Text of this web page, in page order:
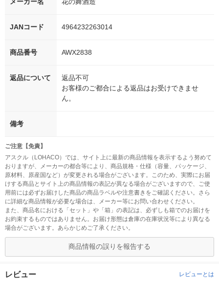
メーカー名 花の舞酒造
JANコード 4964232263014
商品番号 AWX2838
返品について
返品不可
お客様のご都合による返品はお受けできませ
ん。
備考
ご注意【免責】
アスクル（LOHACO）では、サイト上に最新の商品情報を表示するよう努めて
おりますが、メーカーの都合等により、商品規格・仕様（容量、パッケージ、
原材料、原産国など）が変更される場合がございます。このため、実際にお届
けする商品とサイト上の商品情報の表記が異なる場合がございますので、ご使
用前には必ずお届けした商品の商品ラベルや注意書きをご確認ください。さら
に詳細な商品情報が必要な場合は、メーカー等にお問い合わせください。
また、商品名における「セット」や「箱」の表記は、必ずしも箱でのお届けを
お約束するものではありません。お届け形態は倉庫の在庫状況等により異なる
場合がございます。あらかじめご了承ください。
商品情報の誤りを報告する
レビュー レビューとは